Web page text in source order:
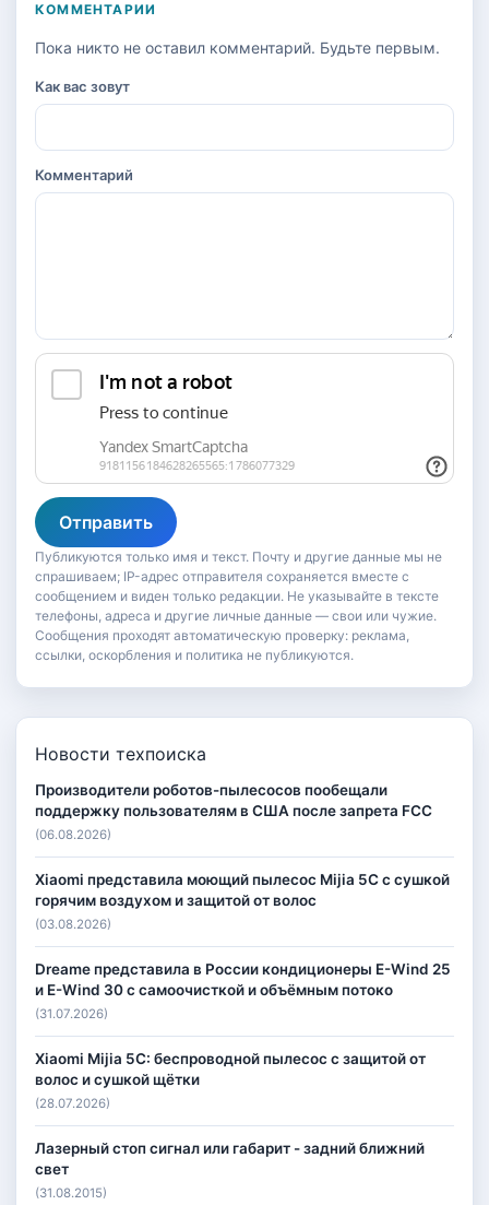
КОММЕНТАРИИ
Пока никто не оставил комментарий. Будьте первым.
Как вас зовут
Комментарий
Отправить
Публикуются только имя и текст. Почту и другие данные мы не
спрашиваем; IP-адрес отправителя сохраняется вместе с
сообщением и виден только редакции. Не указывайте в тексте
телефоны, адреса и другие личные данные — свои или чужие.
Сообщения проходят автоматическую проверку: реклама,
ссылки, оскорбления и политика не публикуются.
Новости техпоиска
Производители роботов-пылесосов пообещали
поддержку пользователям в США после запрета FCC
(06.08.2026)
Xiaomi представила моющий пылесос Mijia 5C с сушкой
горячим воздухом и защитой от волос
(03.08.2026)
Dreame представила в России кондиционеры E-Wind 25
и E-Wind 30 с самоочисткой и объёмным потоко
(31.07.2026)
Xiaomi Mijia 5C: беспроводной пылесос с защитой от
волос и сушкой щётки
(28.07.2026)
Лазерный стоп сигнал или габарит - задний ближний
свет
(31.08.2015)